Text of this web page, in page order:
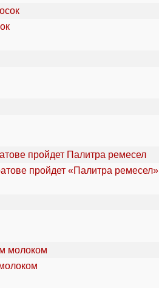
пройдет «Палитра ремесел»